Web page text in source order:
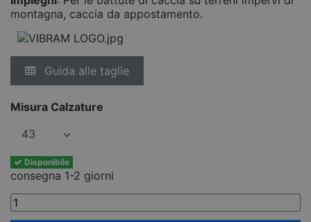
montagna, caccia da appostamento.
Guida alle taglie
Misura Calzature
Disponibile
consegna 1-2 giorni